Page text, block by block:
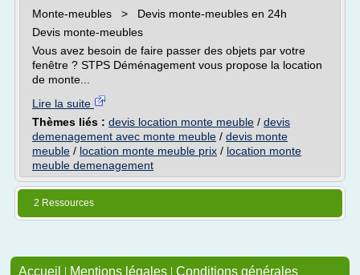
Monte-meubles > Devis monte-meubles en 24h
Devis monte-meubles
Vous avez besoin de faire passer des objets par votre
fenêtre ? STPS Déménagement vous propose la location
de monte...
Lire la suite
Thèmes liés : devis location monte meuble / devis
demenagement avec monte meuble / devis monte
meuble / location monte meuble prix / location monte
meuble demenagement
2 Ressources
Accueil | Mentions légales | Conditions générales